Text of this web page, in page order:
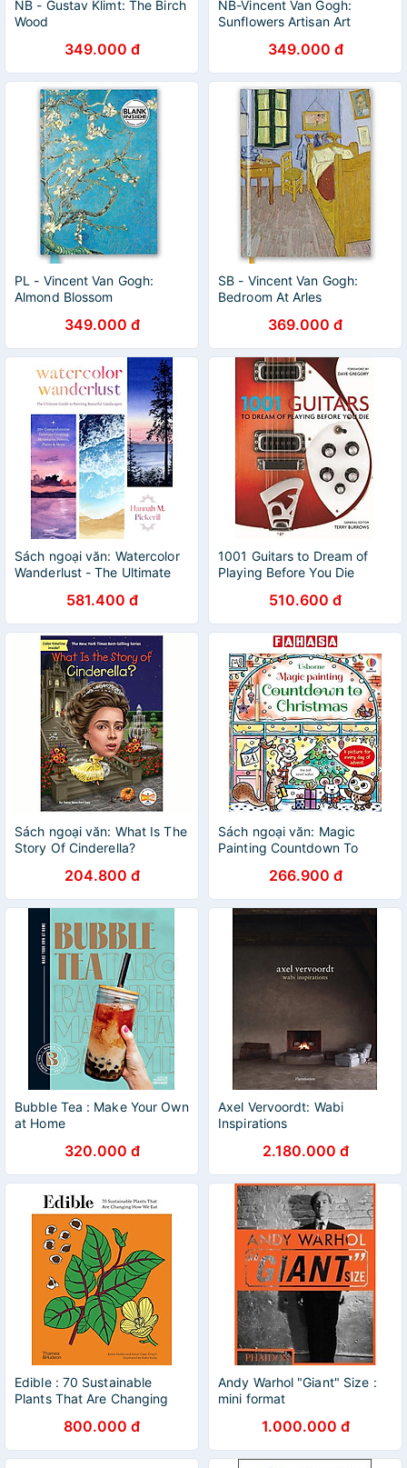
NB - Gustav Klimt: The Birch
Wood
349.000 đ
NB-Vincent Van Gogh:
Sunflowers Artisan Art
349.000 đ
PL - Vincent Van Gogh:
Almond Blossom
349.000 đ
SB - Vincent Van Gogh:
Bedroom At Arles
369.000 đ
Sách ngoại văn: Watercolor
Wanderlust - The Ultimate
Landscapes581.400 đ
1001 Guitars to Dream of
Playing Before You Die
510.600 đ
Sách ngoại văn: What Is The
Story Of Cinderella?
204.800 đ
Sách ngoại văn: Magic
Painting Countdown To
266.900 đ
Bubble Tea : Make Your Own
at Home
320.000 đ
Axel Vervoordt: Wabi
Inspirations
2.180.000 đ
Edible : 70 Sustainable
Plants That Are Changing
800.000 đ
Andy Warhol "Giant" Size :
mini format
1.000.000 đ